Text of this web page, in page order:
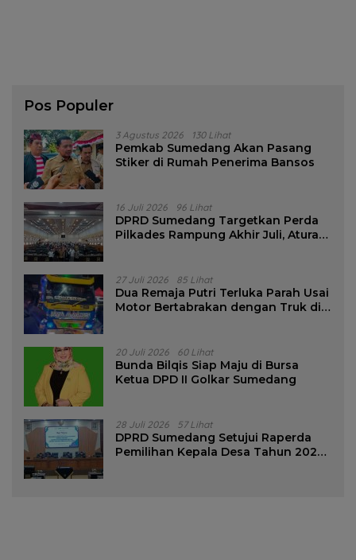
Pos Populer
3 Agustus 2026 130 Lihat
Pemkab Sumedang Akan Pasang
Stiker di Rumah Penerima Bansos
16 Juli 2026 96 Lihat
DPRD Sumedang Targetkan Perda
Pilkades Rampung Akhir Juli, Aturan
27 Juli 2026 85 Lihat
Dua Remaja Putri Terluka Parah Usai
Motor Bertabrakan dengan Truk di
20 Juli 2026 60 Lihat
Bunda Bilqis Siap Maju di Bursa
Ketua DPD II Golkar Sumedang
28 Juli 2026 57 Lihat
DPRD Sumedang Setujui Raperda
Pemilihan Kepala Desa Tahun 2026